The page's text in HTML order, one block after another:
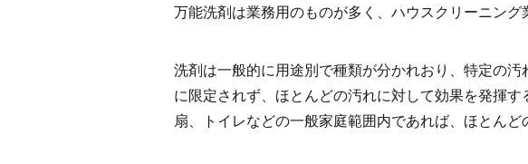
万能洗剤は業務用のものが多く、ハウスクリーニン
洗剤は一般的に用途別で種類が分かれおり、特定の
に限定されず、ほとんどの汚れに対して効果を発揮
扇、トイレなどの一般家庭範囲内であれば、ほとんど